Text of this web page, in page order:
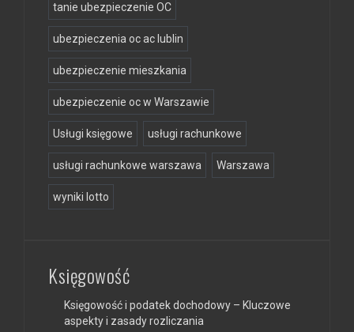
tanie ubezpieczenie OC
ubezpieczenia oc ac lublin
ubezpieczenie mieszkania
ubezpieczenie oc w Warszawie
Usługi księgowe usługi rachunkowe
usługi rachunkowe warszawa Warszawa
wyniki lotto
Księgowość
Księgowość i podatek dochodowy – Kluczowe
aspekty i zasady rozliczania